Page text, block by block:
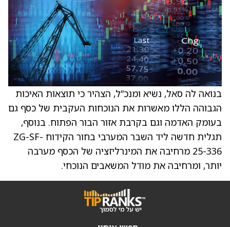
בנואה לה סאל, נשיא ומנכ”ל, הצהיר כי תוצאות האיכות
הגבוהה הללו מאשרות את הנוכחות העקבית של כסף גם
בעומק האדמה וגם בקרבת אזור הבור הפתוח. בנוסף,
תגלית חדשה ליד השבר המערבי בחור הקידוח ZG-SF-
25-336 מרחיבה את המינרליזציה של הכסף מערבה
יותר, ומרחיבה את מודל המשאבים הנוכחי.